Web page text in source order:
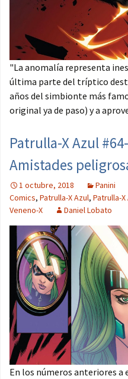
"La anomalía representa
última parte del tríptico
años del simbionte más
original ya de paso) y a
Patrulla-X Azul
Amistades
1 octubre, 2018 Panini
Comics, Patrulla-X Azul, Patrulla-
Veneno-X
Daniel Lobato
En los números anteriores a